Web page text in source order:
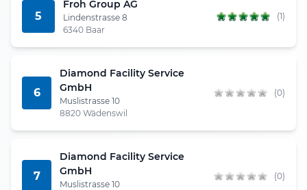
5
Froh Group AG
Lindenstrasse 8
6340 Baar
(1)
6
Diamond Facility Service
GmbH
Muslistrasse 10
8820 Wädenswil
(0)
7
Diamond Facility Service
GmbH
Muslistrasse 10
(0)